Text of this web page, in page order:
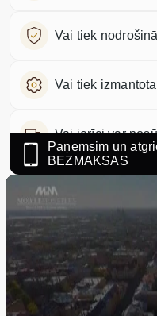
Vai tiek
Vai tiek
Vai ierīci var
Paņemsim un
BEZMAKSAS